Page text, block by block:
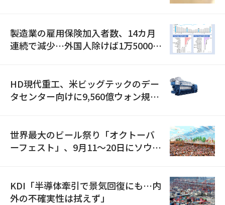
製造業の雇用保険加入者数、14カ月
連続で減少…外国人除けば1万5000人
HD現代重工、米ビッグテックのデー
タセンター向けに9,560億ウォン規模
世界最大のビール祭り「オクトーバ
ーフェスト」、9月11〜20日にソウル
KDI「半導体牽引で景気回復にも…内
外の不確実性は拭えず」